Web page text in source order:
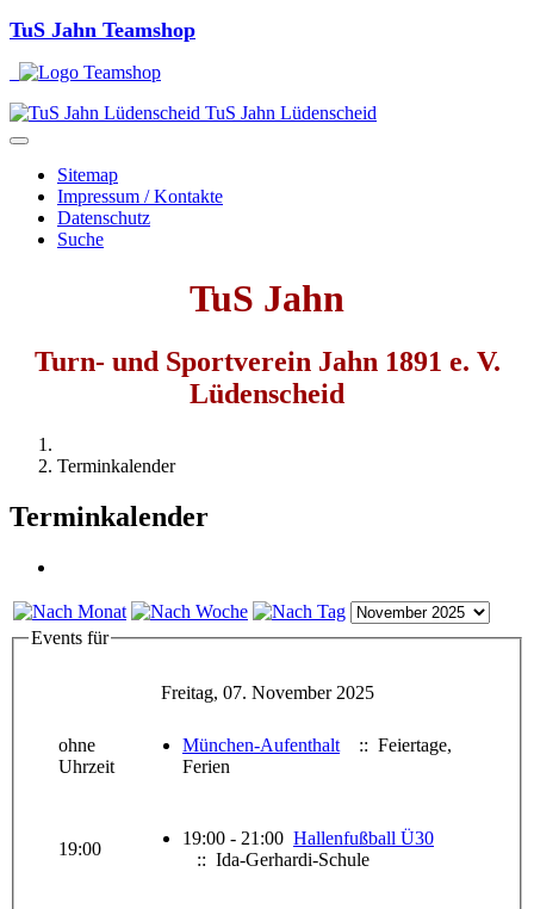
TuS Jahn Teamshop
TuS Jahn Lüdenscheid
Sitemap
Impressum / Kontakte
Datenschutz
Suche
TuS Jahn
Turn- und Sportverein Jahn 1891 e. V.
Lüdenscheid
Terminkalender
Terminkalender
Events für
Freitag, 07. November 2025
ohne
Uhrzeit
München-Aufenthalt
:: Feiertage,
Ferien
19:00
19:00 - 21:00 Hallenfußball Ü30
:: Ida-Gerhardi-Schule